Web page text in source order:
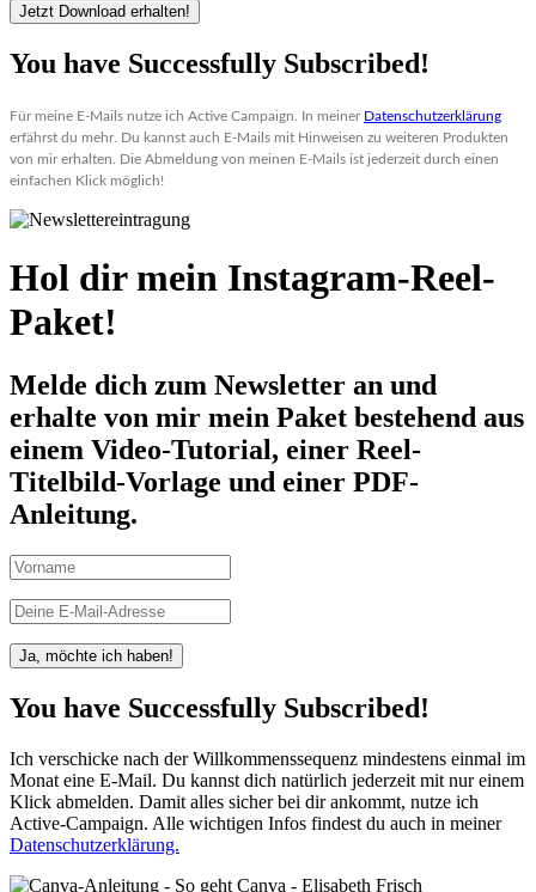
Jetzt Download erhalten!
You have Successfully Subscribed!
Für meine E-Mails nutze ich Active Campaign. In meiner Datenschutzerklärung
erfährst du mehr. Du kannst auch E-Mails mit Hinweisen zu weiteren Produkten
von mir erhalten. Die Abmeldung von meinen E-Mails ist jederzeit durch einen
einfachen Klick möglich!
Hol dir mein Instagram-Reel-
Paket!
Melde dich zum Newsletter an und
erhalte von mir mein Paket bestehend aus
einem Video-Tutorial, einer Reel-
Titelbild-Vorlage und einer PDF-
Anleitung.
Ja, möchte ich haben!
You have Successfully Subscribed!
Ich verschicke nach der Willkommenssequenz mindestens einmal im
Monat eine E-Mail. Du kannst dich natürlich jederzeit mit nur einem
Klick abmelden. Damit alles sicher bei dir ankommt, nutze ich
Active-Campaign. Alle wichtigen Infos findest du auch in meiner
Datenschutzerklärung.